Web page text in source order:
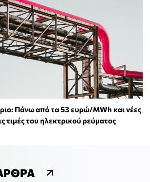
Πάνω από τα 53 ευρώ/MWh και νέες
τιμές του ηλεκτρικού ρεύματος